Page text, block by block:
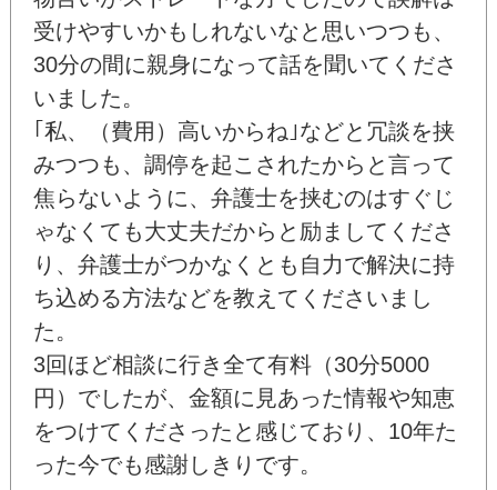
受けやすいかもしれないなと思いつつも、
30分の間に親身になって話を聞いてくださ
いました。
｢私、（費用）高いからね｣などと冗談を挟
みつつも、調停を起こされたからと言って
焦らないように、弁護士を挟むのはすぐじ
ゃなくても大丈夫だからと励ましてくださ
り、弁護士がつかなくとも自力で解決に持
ち込める方法などを教えてくださいまし
た。
3回ほど相談に行き全て有料（30分5000
円）でしたが、金額に見あった情報や知恵
をつけてくださったと感じており、10年た
った今でも感謝しきりです。